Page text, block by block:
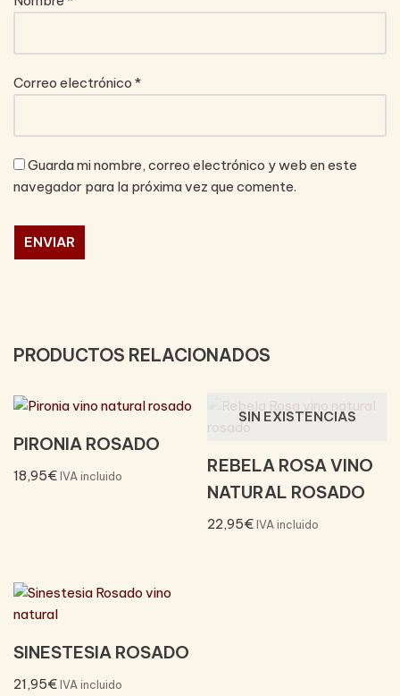
Correo electrónico *
Guarda mi nombre, correo electrónico y web en este
navegador para la próxima vez que comente.
PRODUCTOS RELACIONADOS
PIRONIA ROSADO
18,95€IVA incluido
SIN EXISTENCIAS
REBELA ROSA VINO
NATURAL ROSADO
22,95€ IVA incluido
SINESTESIA ROSADO
21,95€IVA incluido